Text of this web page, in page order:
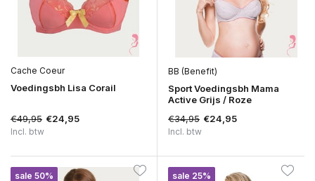
Cache Coeur
Voedingsbh Lisa Corail
€49,95 €24,95
Incl. btw
BB (Benefit)
Sport Voedingsbh Mama
Active Grijs / Roze
€34,95 €24,95
Incl. btw
sale 50% sale 25%